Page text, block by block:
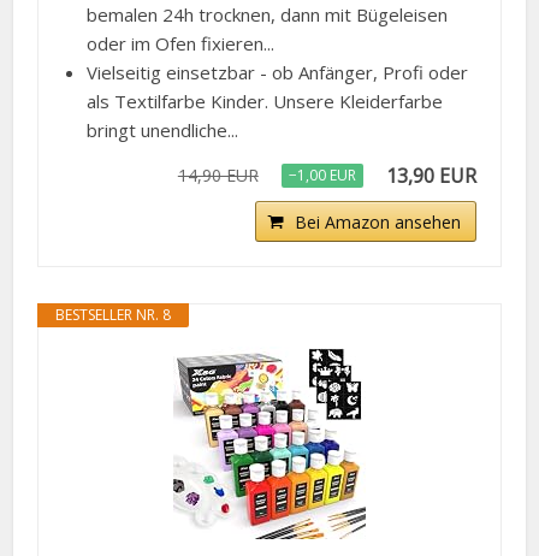
bemalen 24h trocknen, dann mit Bügeleisen
oder im Ofen fixieren...
Vielseitig einsetzbar - ob Anfänger, Profi oder
als Textilfarbe Kinder. Unsere Kleiderfarbe
bringt unendliche...
14,90 EUR −1,00 EUR 13,90 EUR
Bei Amazon ansehen
BESTSELLER NR. 8